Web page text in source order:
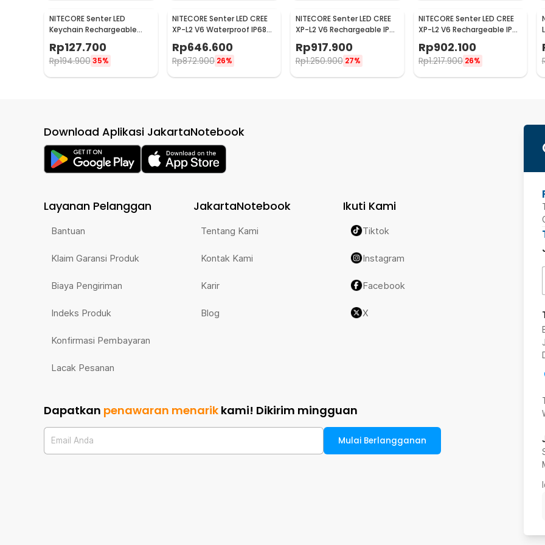
NITECORE Senter LED
Keychain Rechargeable
Lumens - Tube V2.0
Rp127.700
Rp194.900 35%
NITECORE Senter LED CREE
XP-L2 V6 Waterproof IP68
1100 Lumens - P10 V2
Rp646.600
Rp872.900 26%
NITECORE Senter LED CREE
XP-L2 V6 Rechargeable IP68
Rp917.900
Rp1.250.900 27%
NITECORE Senter LED CREE
XP-L2 V6 Rechargeable IP68
Rp902.100
Rp1.217.900 26%
Download Aplikasi JakartaNotebook
Layanan Pelanggan
Bantuan
Klaim Garansi Produk
Biaya Pengiriman
Indeks Produk
Konfirmasi Pembayaran
Lacak Pesanan
JakartaNotebook
Tentang Kami
Kontak Kami
Karir
Blog
Ikuti Kami
Tiktok
Instagram
Facebook
X
Dapatkan penawaran menarik kami! Dikirim mingguan
Email Anda Mulai Berlangganan